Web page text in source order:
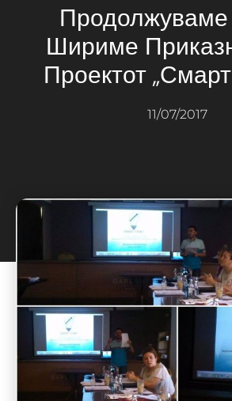
Шириме
Проектот
11/07/2017